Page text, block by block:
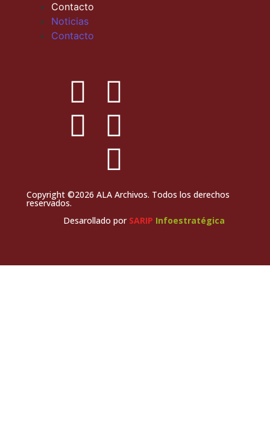
Contacto
Noticias
Contacto
Copyright ©2026 ALA Archivos. Todos los derechos
reservados.
Desarollado por SARIP Infoestratégica